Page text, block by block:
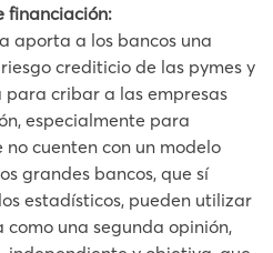
financiación:
aporta a los bancos una
crediticio de las pymes y
para cribar a las empresas
especialmente para
cuenten con un modelo
grandes bancos, que sí
estadísticos, pueden utilizar
una segunda opinión,